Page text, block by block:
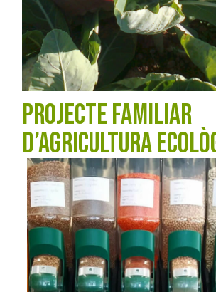
PROJECTE FAMILIAR
D’AGRICULTURA